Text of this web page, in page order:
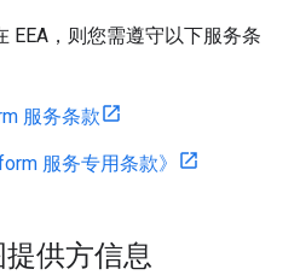
EEA，则您需遵守以下服务条
服务条款
服务专用条款》
供方信息